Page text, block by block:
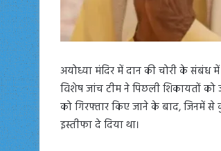
अयोध्या मंदिर में दान की चोरी के संबंध
विशेष जांच टीम ने पिछली शिकायतों
को गिरफ्तार किए जाने के बाद, जिनमें से
इस्तीफा दे दिया था।